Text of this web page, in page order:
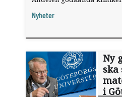
Nyheter
Ny
ska
i